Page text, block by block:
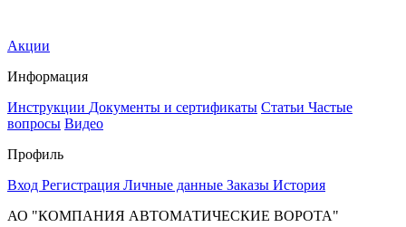
Акции
Информация
Инструкции Документы и сертификаты Статьи Частые
вопросы Видео
Профиль
Вход Регистрация Личные данные Заказы История
АО "КОМПАНИЯ АВТОМАТИЧЕСКИЕ ВОРОТА"